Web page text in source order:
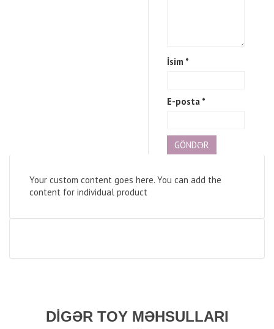
İsim *
E-posta *
Your custom content goes here. You can add the
content for individual product
DIGƏR TOY MƏHSULLARI